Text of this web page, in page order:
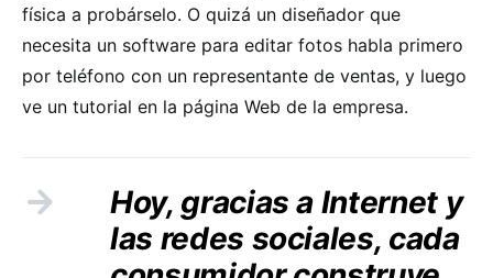
física a probárselo. O quizá un diseñador que
necesita un software para editar fotos habla primero
por teléfono con un representante de ventas, y luego
ve un tutorial en la página Web de la empresa.
Hoy, gracias a Internet y
las redes sociales, cada